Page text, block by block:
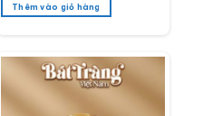
Thêm vào giỏ hàng